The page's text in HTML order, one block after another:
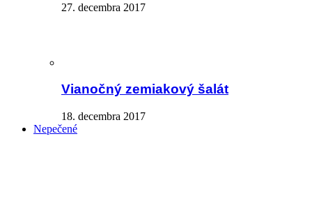
27. decembra 2017
Vianočný zemiakový šalát
18. decembra 2017
Nepečené